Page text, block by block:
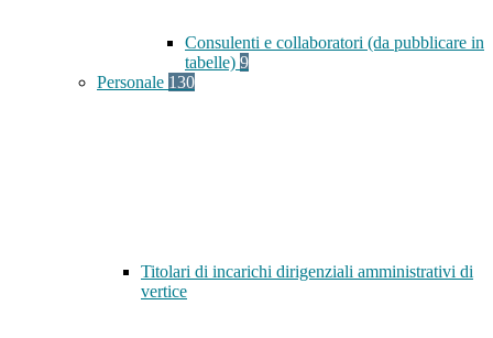
Consulenti e collaboratori (da pubblicare in
tabelle) 9
Personale 130
Titolari di incarichi dirigenziali amministrativi di
vertice